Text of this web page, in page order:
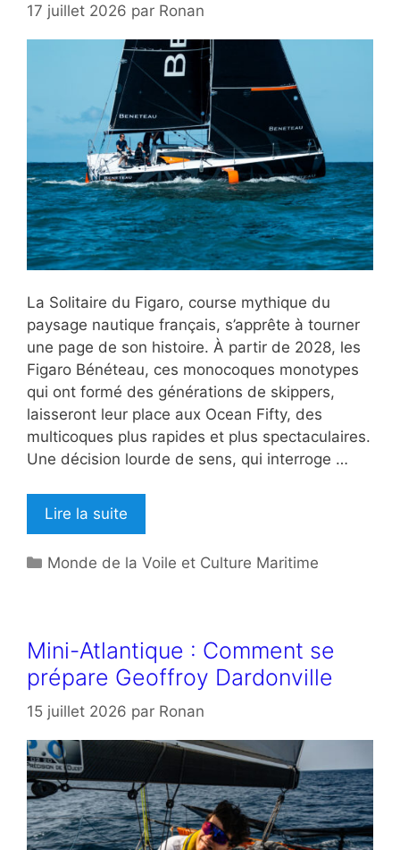
17 juillet 2026 par Ronan
La Solitaire du Figaro, course mythique du
paysage nautique français, s’apprête à tourner
une page de son histoire. À partir de 2028, les
Figaro Bénéteau, ces monocoques monotypes
qui ont formé des générations de skippers,
laisseront leur place aux Ocean Fifty, des
multicoques plus rapides et plus spectaculaires.
Une décision lourde de sens, qui interroge …
Lire la suite
Catégories
Monde de la Voile et Culture Maritime
Mini-Atlantique : Comment se
prépare Geoffroy Dardonville
15 juillet 2026 par Ronan